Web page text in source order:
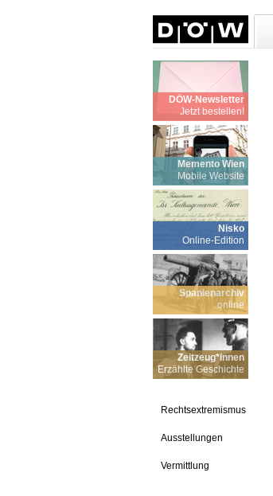
DÖW-Newsletter
Jetzt bestellen!
Memento Wien
Mobile Website
Nisko
Online-Edition
Spanienarchiv
online
Zeitzeug*innen
Erzählte Geschichte
Rechtsextremismus
Ausstellungen
Vermittlung